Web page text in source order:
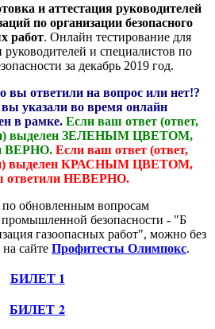
и аттестация руководителей
по организации безопасного
работ. Онлайн тестирование для
руководителей и специалистов по
за декабрь 2019 год.
вы ответили на вопрос или нет!?
указали во время онлайн
в рамке. Если ваш ответ (ответ,
выделен ЗЕЛЕНЫМ ЦВЕТОМ,
ВЕРНО. Если ваш ответ (ответ,
выделен КРАСНЫМ ЦВЕТОМ,
ответили НЕВЕРНО.
обновленным вопросам
промышленной безопасности - "Б
газоопасных работ", можно без
сайте Профитесты Олимпокс.
БИЛЕТ 1
БИЛЕТ 2